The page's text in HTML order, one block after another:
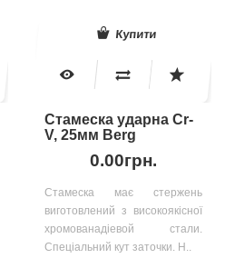
Купити
Стамеска ударна Cr-
V, 25мм Berg
0.00грн.
Стамеска має стержень
виготовлений з високоякісної
хромованадіевой стали.
Спеціальний кут заточки. Н..